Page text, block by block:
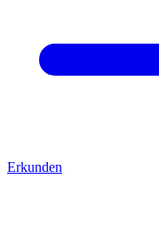
Erkunden